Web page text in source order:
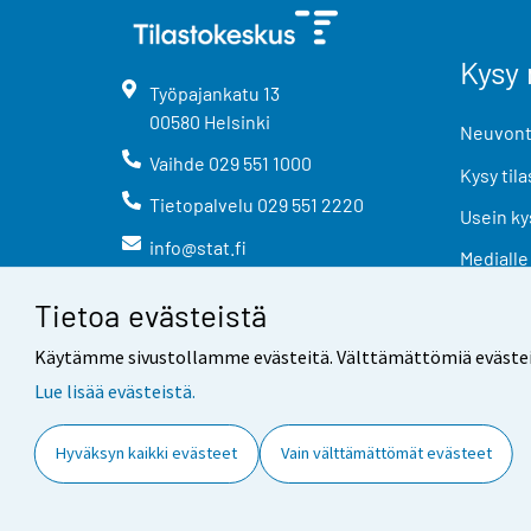
Tietoa evästeistä
Käytämme sivustollamme evästeitä. Välttämättömiä
Lue lisää evästeistä.
Hyväksyn kaikki evästeet Vain välttämättömät evästeet
Työpajankatu 13
00580 Helsinki
Vaihde 029 551 1000
Tietopalvelu 029 551 2220
info@stat.fi
Kysy
Usein
Medialle
Yhteystiedot Palaute